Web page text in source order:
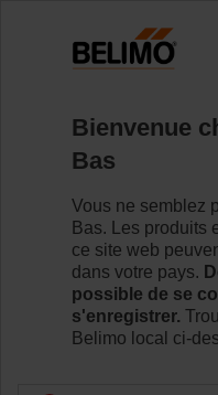
SGA24
Retour a la
Bienvenue
Bas
Vous ne semblez
Bas. Les produits
ce site web
dans votre pays.
possible de se
s'enregistrer.
Belimo local ci-